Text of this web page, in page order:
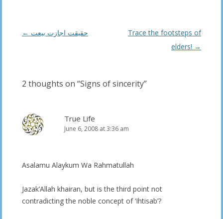
Post
← حقیقت اجازت بیعت
Trace the footsteps of
elders! →
2 thoughts on “Signs of sincerity”
True Life
June 6, 2008 at 3:36 am
Asalamu Alaykum Wa Rahmatullah
Jazak’Allah khairan, but is the third point not
contradicting the noble concept of ‘Ihtisab’?